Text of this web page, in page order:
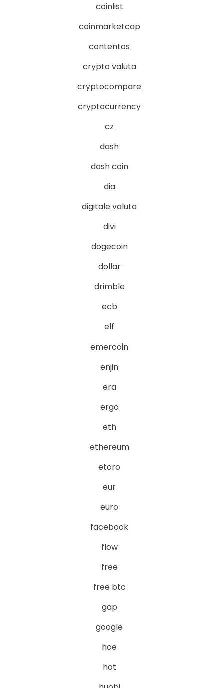
coinlist
coinmarketcap
contentos
crypto valuta
cryptocompare
cryptocurrency
cz
dash
dash coin
dia
digitale valuta
divi
dogecoin
dollar
drimble
ecb
elf
emercoin
enjin
era
ergo
eth
ethereum
etoro
eur
euro
facebook
flow
free
free btc
gap
google
hoe
hot